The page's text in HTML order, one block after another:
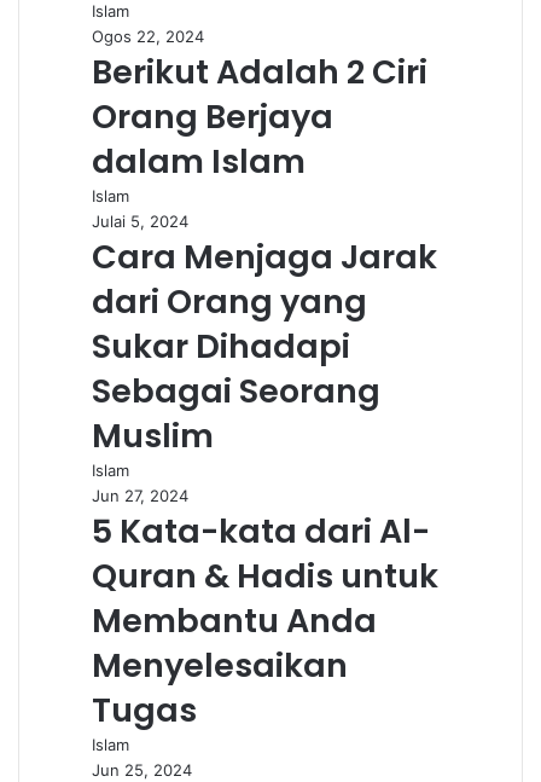
Islam
Ogos 22, 2024
Berikut Adalah 2 Ciri
Orang Berjaya
dalam Islam
Islam
Julai 5, 2024
Cara Menjaga Jarak
dari Orang yang
Sukar Dihadapi
Sebagai Seorang
Muslim
Islam
Jun 27, 2024
5 Kata-kata dari Al-
Quran & Hadis untuk
Membantu Anda
Menyelesaikan
Tugas
Islam
Jun 25, 2024